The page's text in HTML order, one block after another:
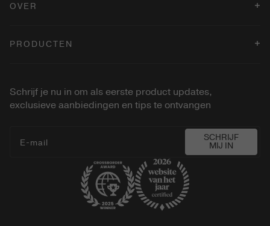
OVER
Blog
Privacybeleid
Betaling
PRODUCTEN
Velvet Dream Lipstick
Gilded Lashes Mascara
Schrijf je nu in om als eerste product updates,
exclusieve aanbiedingen en tips te ontvangen
E‑mail SCHRIJF
MIJ IN